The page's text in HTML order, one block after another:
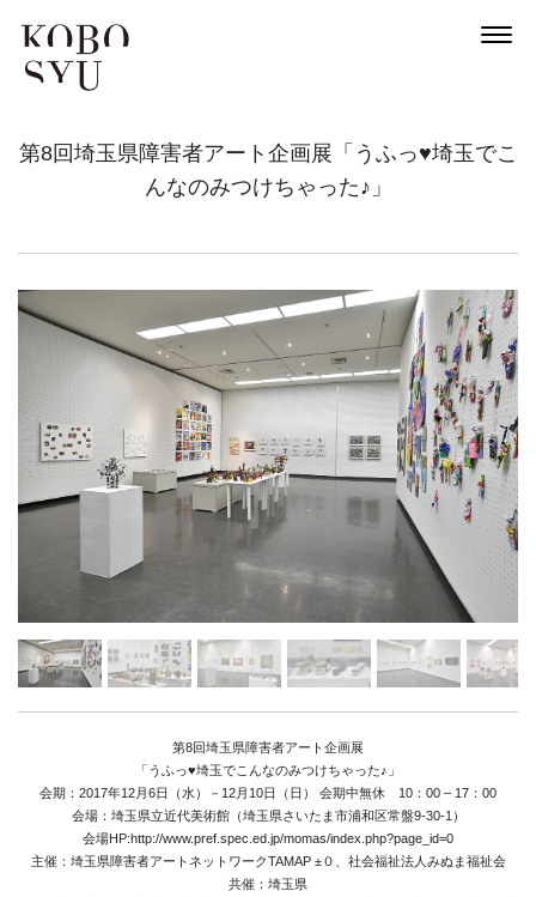
News
About
Artists
Exhibitions
第8回埼玉県障害者アート企画展「うふっ♥埼玉でこ
んなのみつけちゃった♪」
第8回埼玉県障害者アート企画展
「うふっ♥埼玉でこんなのみつけちゃった♪」
会期：2017年12月6日（水）－12月10日（日） 会期中無休 10：00 – 17：00
会場：埼玉県立近代美術館（埼玉県さいたま市浦和区常盤9-30-1）
会場HP:http://www.pref.spec.ed.jp/momas/index.php?page_id=0
主催：埼玉県障害者アートネットワークTAMAP ±０、社会福祉法人みぬま福祉会
共催：埼玉県